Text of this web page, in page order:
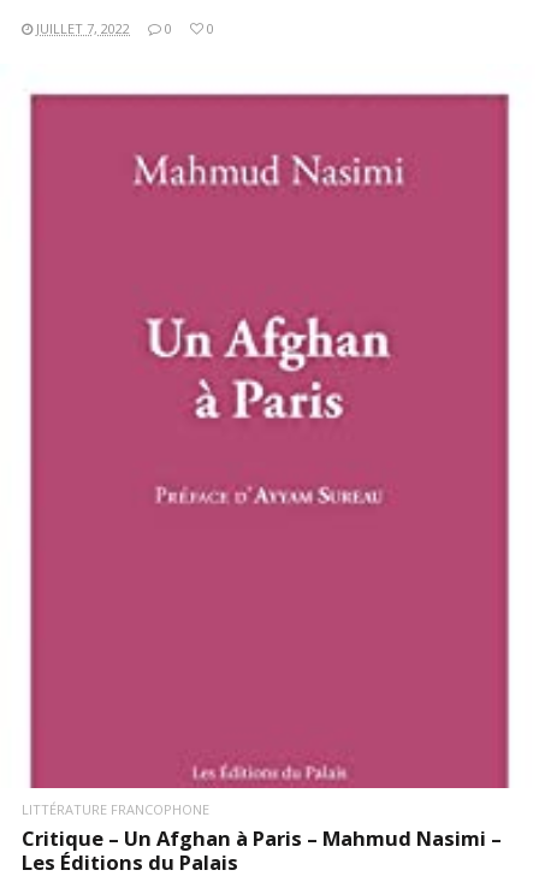
JUILLET 7, 2022 0 0
LITTÉRATURE FRANCOPHONE
Critique – Un Afghan à Paris – Mahmud Nasimi –
Les Éditions du Palais